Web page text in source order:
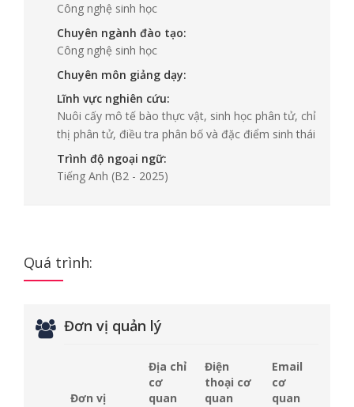
Công nghệ sinh học
Chuyên ngành đào tạo:
Công nghệ sinh học
Chuyên môn giảng dạy:
Lĩnh vực nghiên cứu:
Nuôi cấy mô tế bào thực vật, sinh học phân tử, chỉ
thị phân tử, điều tra phân bố và đặc điểm sinh thái
Trình độ ngoại ngữ:
Tiếng Anh (B2 - 2025)
Quá trình:
Đơn vị quản lý
Đơn vị
Địa chỉ
cơ
quan
Điện
thoại cơ
quan
Email
cơ
quan